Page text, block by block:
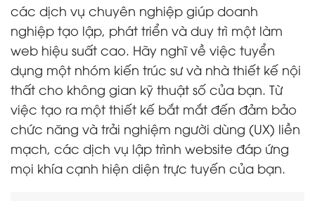
các dịch vụ chuyên nghiệp giúp doanh
nghiệp tạo lập, phát triển và duy trì một làm
web hiệu suất cao. Hãy nghĩ về việc tuyển
dụng một nhóm kiến trúc sư và nhà thiết kế nội
thất cho không gian kỹ thuật số của bạn. Từ
việc tạo ra một thiết kế bắt mắt đến đảm bảo
chức năng và trải nghiệm người dùng (UX) liền
mạch, các dịch vụ lập trình website đáp ứng
mọi khía cạnh hiện diện trực tuyến của bạn.